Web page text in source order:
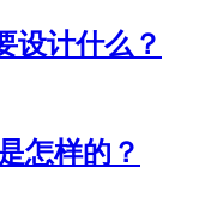
设计什么？
怎样的？